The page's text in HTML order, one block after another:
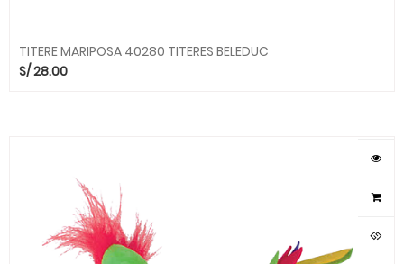
TITERE MARIPOSA 40280 TITERES BELEDUC
S/28.00